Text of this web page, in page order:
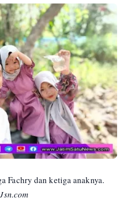
Fachry dan ketiga anaknya.